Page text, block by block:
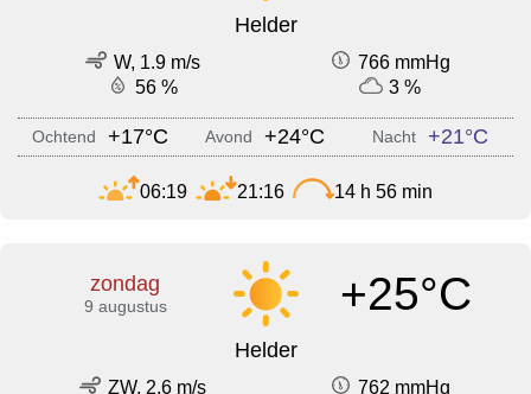
Helder
W, 1.9 m/s
766 mmHg
56 %
3 %
Ochtend +17°C Avond +24°C Nacht +21°C
06:19 21:16 14 h 56 min
zondag
9 augustus +25°C
Helder
ZW, 2.6 m/s
762 mmHg